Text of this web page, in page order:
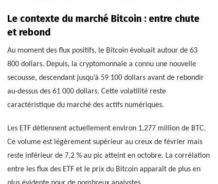
Le contexte du marché Bitcoin : entre chute
et rebond
Au moment des flux positifs, le Bitcoin évoluait autour de 63
800 dollars. Depuis, la cryptomonnaie a connu une nouvelle
secousse, descendant jusqu’à 59 100 dollars avant de rebondir
au-dessus des 61 000 dollars. Cette volatilité reste
caractéristique du marché des actifs numériques.
Les ETF détiennent actuellement environ 1,277 million de BTC.
Ce volume est légèrement supérieur au creux de février mais
reste inférieur de 7,2 % au pic atteint en octobre. La corrélation
entre les flux des ETF et le prix du Bitcoin apparaît de plus en